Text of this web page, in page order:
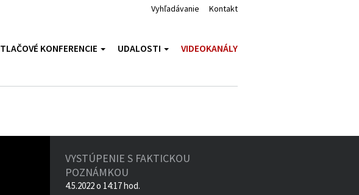
Vyhľadávanie Kontakt
TLAČOVÉ KONFERENCIE UDALOSTI VIDEOKANÁLY
VYSTÚPENIE S FAKTICKOU
POZNÁMKOU
4.5.2022 o 14:17 hod.